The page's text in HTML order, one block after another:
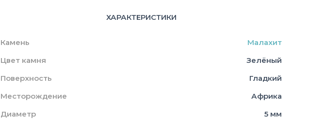
ХАРАКТЕРИСТИКИ
Камень
Малахит
Цвет камня
Зелёный
Поверхность
Гладкий
Месторождение
Африка
Диаметр
5 мм